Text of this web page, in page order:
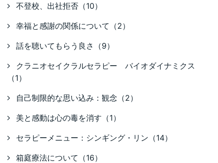
不登校、出社拒否（10）
幸福と感謝の関係について（2）
話を聴いてもらう良さ（9）
クラニオセイクラルセラピー バイオダイナミクス
（1）
自己制限的な思い込み：観念（2）
美と感動は心の毒を消す（1）
セラピーメニュー：シンギング・リン（14）
箱庭療法について（16）